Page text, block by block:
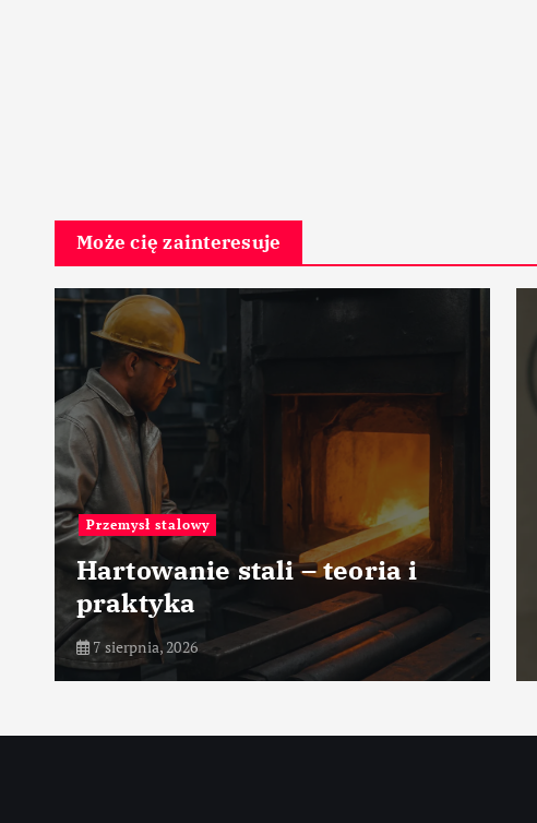
Może cię zainteresuje
Przemysł stalowy
Hartowanie stali – teoria i
praktyka
7 sierpnia, 2026